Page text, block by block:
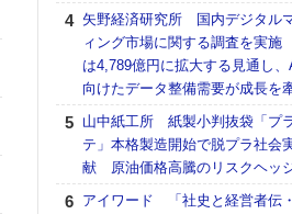
矢野経済研究所 国内デジタル
ィング市場に関する調査を実
は4,789億円に拡大する見通し
向けたデータ整備需要が成長を
山中紙工所 紙製小判抜袋「プ
テ」本格製造開始で脱プラ社会
献 原油価格高騰のリスクヘッ
アイワード 「社史と経営者伝